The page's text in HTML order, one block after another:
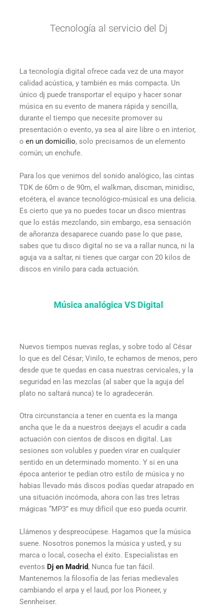
Tecnología al servicio del Dj
La tecnología digital ofrece cada vez de una mayor
calidad acústica, y también es más compacta. Un
único dj puede transportar el equipo y hacer sonar
música en su evento de manera rápida y sencilla,
durante el tiempo que necesite promover su
presentación o evento, ya sea al aire libre o en interior,
o en un domicilio, solo precisamos de un elemento
común; un enchufe.
Para los que venimos del sonido analógico, las cintas
TDK de 60m o de 90m, el walkman, discman, minidisc,
etcétera, el avance tecnológico-músical es una delicia.
Es cierto que ya no puedes tocar un disco mientras
que lo estás mezclando, sin embargo, esa sensación
de añoranza desaparece cuando pase lo que pase,
sabes que tu disco digital no se va a rallar nunca, ni la
aguja va a saltar, ni tienes que cargar con 20 kilos de
discos en vinilo para cada actuación.
Música analógica VS Digital
Nuevos tiempos nuevas reglas, y sobre todo al César
lo que es del César; Vinilo, te echamos de menos, pero
desde que te quedas en casa nuestras cervicales, y la
seguridad en las mezclas (al saber que la aguja del
plato no saltará nunca) te lo agradecerán.
Otra circunstancia a tener en cuenta es la manga
ancha que le da a nuestros deejays el acudir a cada
actuación con cientos de discos en digital. Las
sesiones son volubles y pueden virar en cualquier
sentido en un determinado momento. Y si en una
época anterior te pedían otro estilo de música y no
habias llevado más discos podías quedar atrapado en
una situación incómoda, ahora con las tres letras
mágicas “MP3” es muy difícil que eso pueda ocurrir.
Llámenos y despreocúpese. Hagamos que la música
suene. Nosotros ponemos la música y usted, y su
marca o local, cosecha el éxito. Especialistas en
eventos Dj en Madrid, Nunca fue tan fácil.
Mantenemos la filosofía de las ferias medievales
cambiando el arpa y el laud, por los Pioneer, y
Sennheiser.